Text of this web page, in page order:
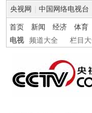
央视网 中国网络电视台
首页 新闻 经济 体育
电视
频道大全 栏目